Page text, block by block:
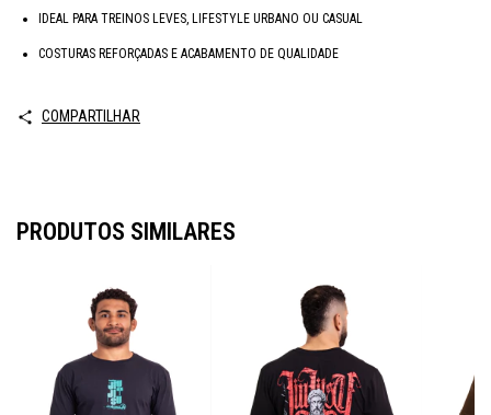
IDEAL PARA TREINOS LEVES, LIFESTYLE URBANO OU CASUAL
COSTURAS REFORÇADAS E ACABAMENTO DE QUALIDADE
COMPARTILHAR
PRODUTOS SIMILARES